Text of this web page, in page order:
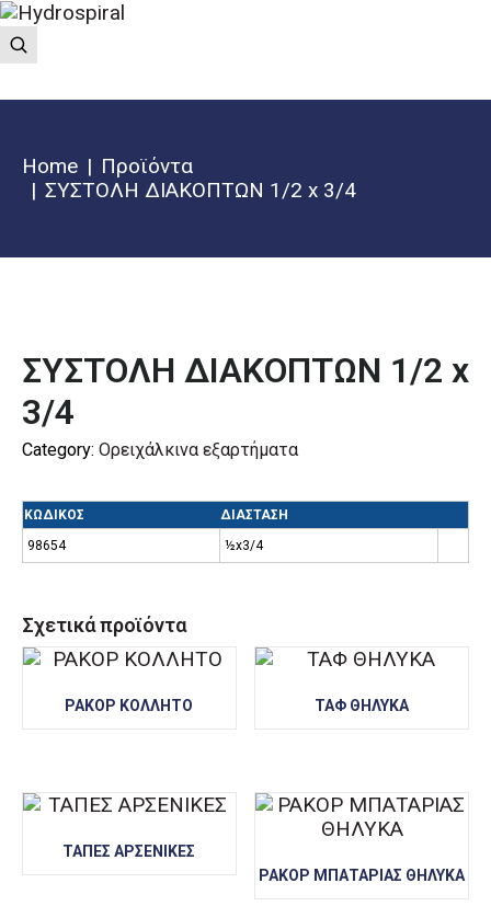
Home
Προϊόντα
ΣΥΣΤΟΛΗ ΔΙΑΚΟΠΤΩΝ 1/2 x 3/4
ΣΥΣΤΟΛΗ ΔΙΑΚΟΠΤΩΝ 1/2 x
3/4
Category: Ορειχάλκινα εξαρτήματα
ΚΩΔΙΚΟΣ
ΔΙΑΣΤΑΣΗ
98654
½x3/4
Σχετικά προϊόντα
ΡΑΚΟΡ ΚΟΛΛΗΤΟ ΤΑΦ ΘΗΛΥΚΑ
ΤΑΠΕΣ ΑΡΣΕΝΙΚΕΣ
ΡΑΚΟΡ ΜΠΑΤΑΡΙΑΣ ΘΗΛΥΚΑ